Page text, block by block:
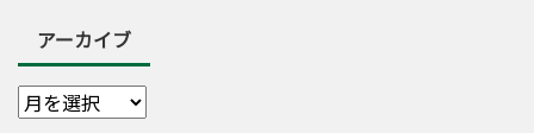
アーカイブ